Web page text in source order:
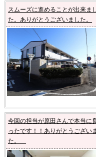
スムーズに進めることが出来ま
た。ありがとうございました。
今回の担当が原田さんで本当に
ったです！！ありがとうござい
た。